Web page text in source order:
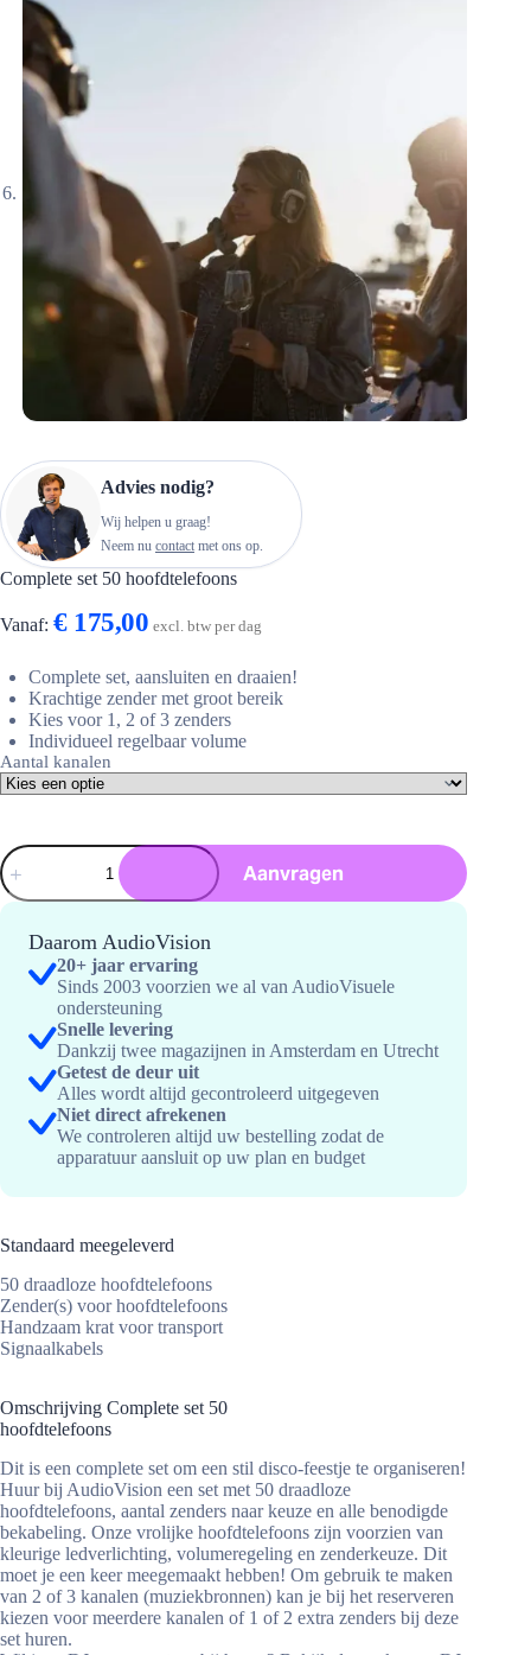
Advies nodig?
Wij helpen u graag!
Neem nu contact met ons op.
Complete set 50 hoofdtelefoons
Vanaf: €175,00 excl. btw per dag
Complete set, aansluiten en draaien!
Krachtige zender met groot bereik
Kies voor 1, 2 of 3 zenders
Individueel regelbaar volume
Aantal kanalen
Complete
set
50
hoofdtelefoons
hoeveelheid
Aanvragen
Daarom AudioVision
20+ jaar ervaring
Sinds 2003 voorzien we al van AudioVisuele
ondersteuning
Snelle levering
Dankzij twee magazijnen in Amsterdam en Utrecht
Getest de deur uit
Alles wordt altijd gecontroleerd uitgegeven
Niet direct afrekenen
We controleren altijd uw bestelling zodat de
apparatuur aansluit op uw plan en budget
Standaard meegeleverd
50 draadloze hoofdtelefoons
Zender(s) voor hoofdtelefoons
Handzaam krat voor transport
Signaalkabels
Omschrijving Complete set 50
hoofdtelefoons
Dit is een complete set om een stil disco-feestje te organiseren!
Huur bij AudioVision een set met 50 draadloze
hoofdtelefoons, aantal zenders naar keuze en alle benodigde
bekabeling. Onze vrolijke hoofdtelefoons zijn voorzien van
kleurige ledverlichting, volumeregeling en zenderkeuze. Dit
moet je een keer meegemaakt hebben! Om gebruik te maken
van 2 of 3 kanalen (muziekbronnen) kan je bij het reserveren
kiezen voor meerdere kanalen of 1 of 2 extra zenders bij deze
set huren.